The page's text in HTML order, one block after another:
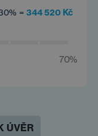
= 344 520 Kč
70%
ÚVĚR